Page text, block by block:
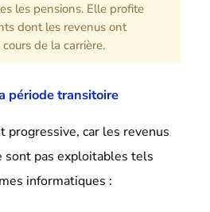
les pensions. Elle profite
dont les revenus ont
de la carrière.
période transitoire
progressive, car les revenus
pas exploitables tels
informatiques :